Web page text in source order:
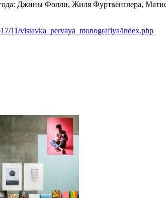
Джины Фолли, Жиля Фуртвенглера,
11/vistavka_pervaya_monografiya/index.php